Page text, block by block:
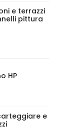
e terrazzi
pittura
HP
e